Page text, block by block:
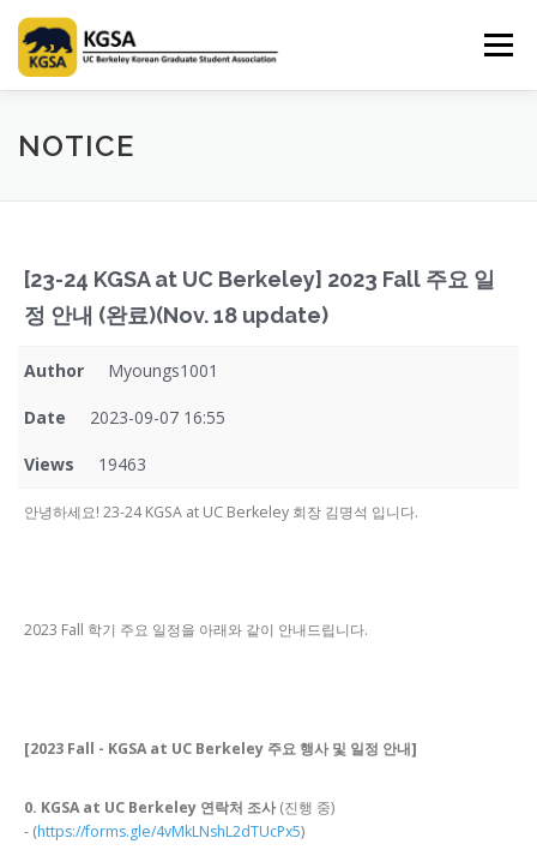
content
Menu
HOME ABOUT US
NOTICE
[23-24 KGSA at UC Berkeley] 2023 Fall 주요 일
정 안내 (완료)(Nov. 18 update)
Author Myoungs1001
Date 2023-09-07 16:55
Views 19463
안녕하세요! 23-24 KGSA at UC Berkeley 회장 김명석 입니다.
2023 Fall 학기 주요 일정을 아래와 같이 안내드립니다.
[2023 Fall - KGSA at UC Berkeley 주요 행사 및 일정 안내]
0. KGSA at UC Berkeley 연락처 조사 (진행 중)
- (https://forms.gle/4vMkLNshL2dTUcPx5)